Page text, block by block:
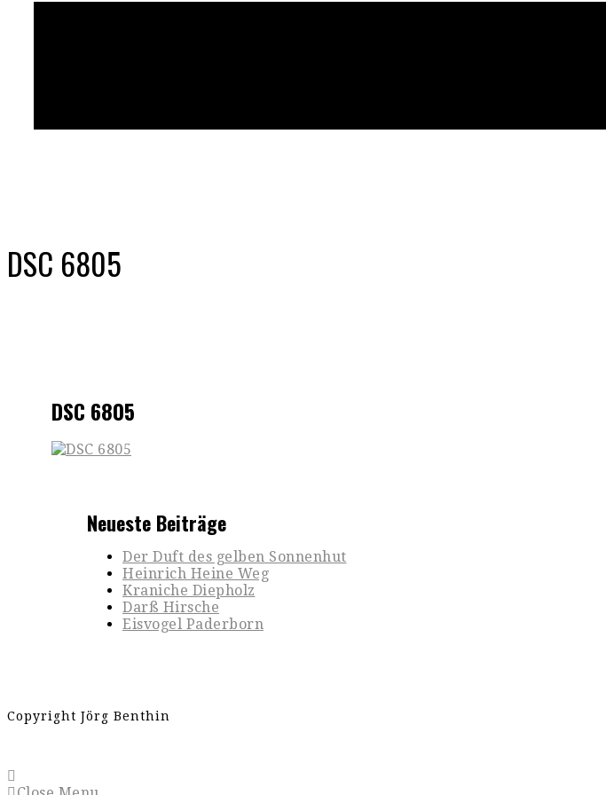
DSC 6805
DSC 6805
Neueste Beiträge
Der Duft des gelben Sonnenhut
Heinrich Heine Weg
Kraniche Diepholz
Darß Hirsche
Eisvogel Paderborn
Copyright Jörg Benthin